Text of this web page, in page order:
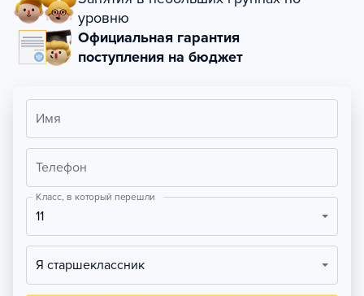
уровню
Официальная гарантия
поступления на бюджет
Имя
Телефон
Класс, в который перешли
11
Я старшеклассник